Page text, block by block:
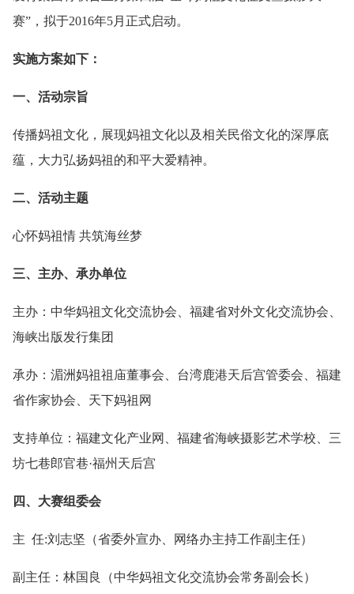
赛”，拟于2016年5月正式启动。
实施方案如下：
一、活动宗旨
传播妈祖文化，展现妈祖文化以及相关民俗文化的深厚底
蕴，大力弘扬妈祖的和平大爱精神。
二、活动主题
心怀妈祖情 共筑海丝梦
三、主办、承办单位
主办：中华妈祖文化交流协会、福建省对外文化交流协会、
海峡出版发行集团
承办：湄洲妈祖祖庙董事会、台湾鹿港天后宫管委会、福建
省作家协会、天下妈祖网
支持单位：福建文化产业网、福建省海峡摄影艺术学校、三
坊七巷郎官巷·福州天后宫
四、大赛组委会
主 任:刘志坚（省委外宣办、网络办主持工作副主任）
副主任：林国良（中华妈祖文化交流协会常务副会长）